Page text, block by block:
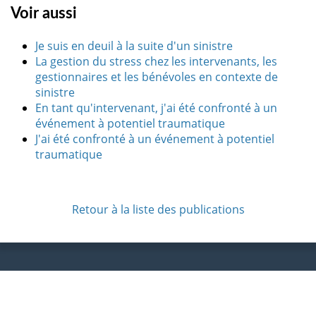
Voir aussi
Je suis en deuil à la suite d'un sinistre
La gestion du stress chez les intervenants, les
gestionnaires et les bénévoles en contexte de
sinistre
En tant qu'intervenant, j'ai été confronté à un
événement à potentiel traumatique
J'ai été confronté à un événement à potentiel
traumatique
Retour à la liste des publications